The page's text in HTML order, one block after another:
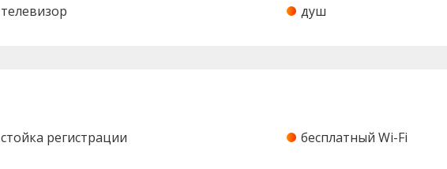
телевизор душ
стойка регистрации бесплатный Wi-Fi